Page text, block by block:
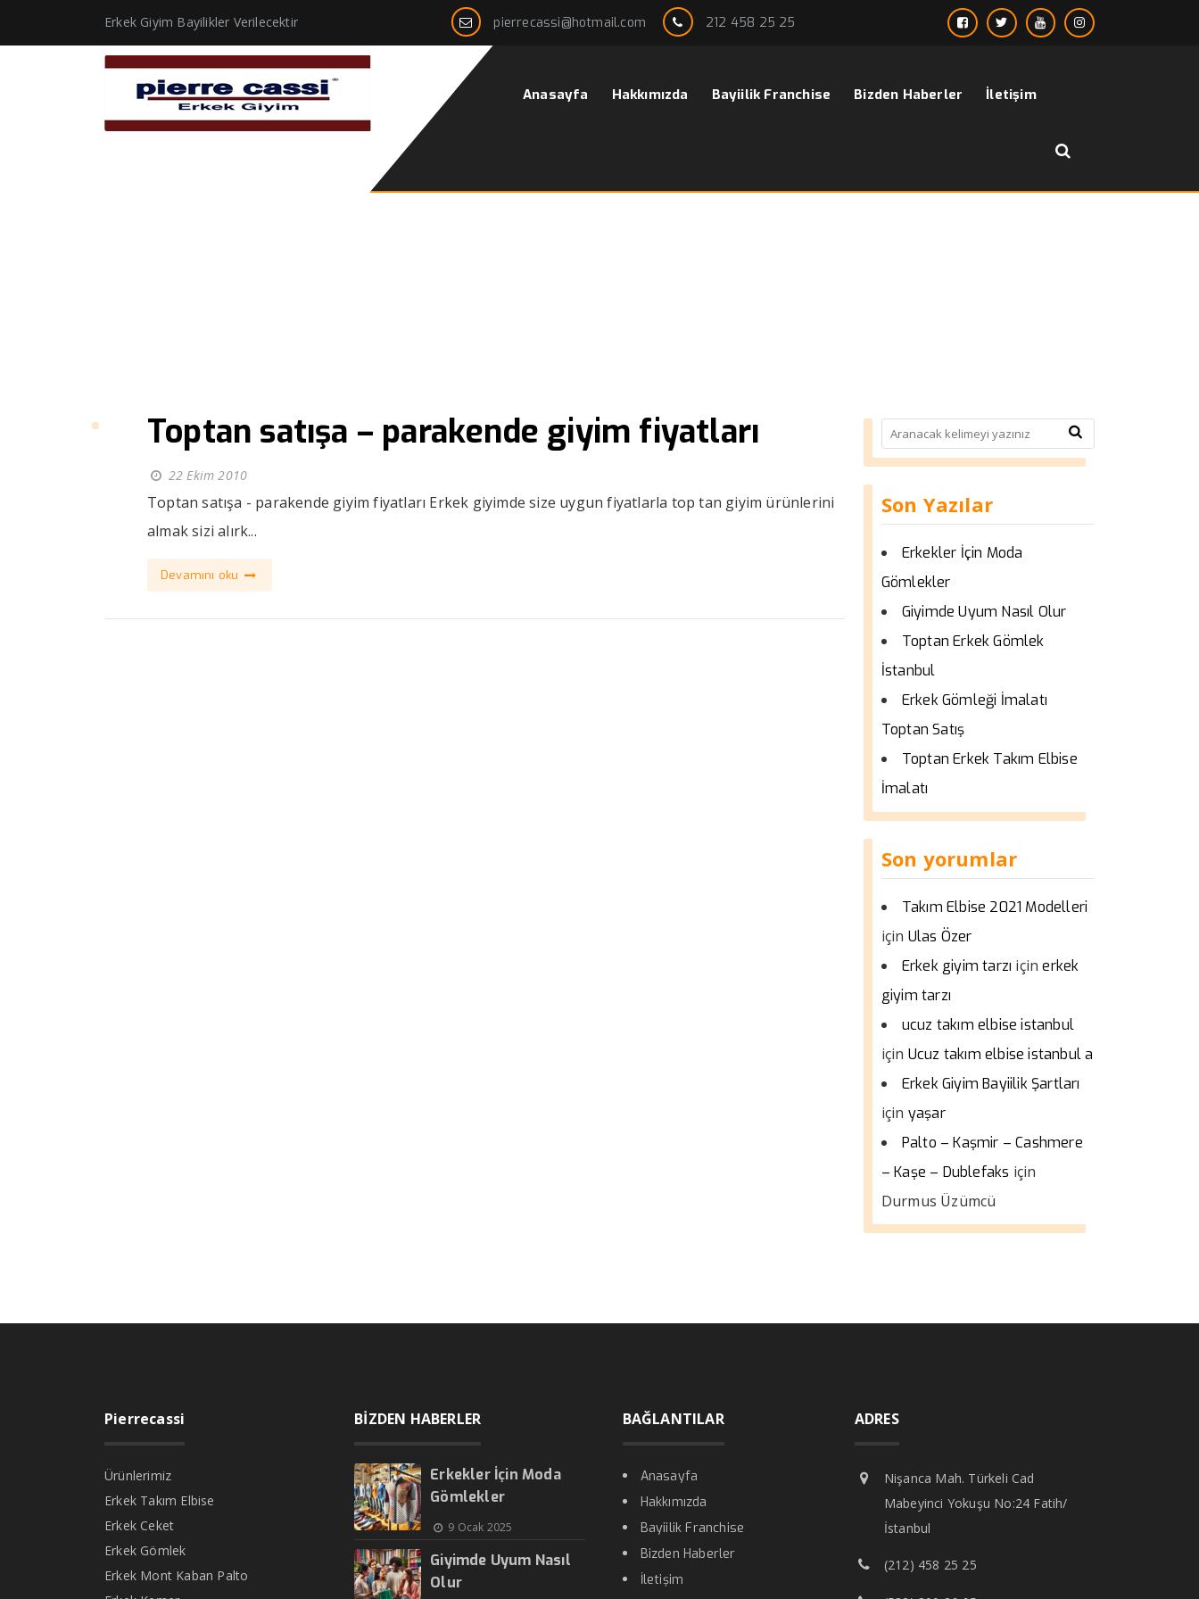
Erkek Giyim Bayilikler Verilecektir pierrecassi@hotmail.com 212 458 25 25
Anasayfa Hakkımızda Bayiilik Franchise Bizden Haberler İletişim
Toptan satışa – parakende giyim fiyatları
22 Ekim 2010
Toptan satışa - parakende giyim fiyatları Erkek giyimde size uygun fiyatlarla top tan giyim ürünlerini
almak sizi alırk...
Devamını oku
Son Yazılar
Erkekler İçin Moda
Gömlekler
Giyimde Uyum Nasıl Olur
Toptan Erkek Gömlek
İstanbul
Erkek Gömleği İmalatı
Toptan Satış
Toptan Erkek Takım Elbise
İmalatı
Son yorumlar
Takım Elbise 2021 Modelleri
için Ulas Özer
Erkek giyim tarzı içinerkek
giyim tarzı
ucuz takım elbise istanbul
için Ucuz takım elbise istanbul a
Erkek Giyim Bayiilik Şartları
için yaşar
Palto – Kaşmir – Cashmere
– Kaşe – Dublefaks için
Durmus Üzümcü
Pierrecassi
Ürünlerimiz
Erkek Takım Elbise
Erkek Ceket
Erkek Gömlek
Erkek Mont Kaban Palto
BİZDEN HABERLER
Erkekler İçin Moda
Gömlekler
9 Ocak 2025
Giyimde Uyum Nasıl
Olur
BAĞLANTILAR
Anasayfa
Hakkımızda
Bayiilik Franchise
Bizden Haberler
İletişim
ADRES
Nişanca Mah. Türkeli Cad
Mabeyinci Yokuşu No:24 Fatih/
İstanbul
(212) 458 25 25